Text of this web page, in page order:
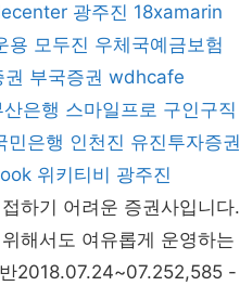
광주진 18xamarin
용 모두진 우체국예금보험
부국증권 wdhcafe
산은행 스마일프로 구인구직
민은행 인천진 유진투자증권
위키티비 광주진
하기 어려운 증권사입니다.
해서도 여유롭게 운영하는
2018.07.24~07.252,585 -